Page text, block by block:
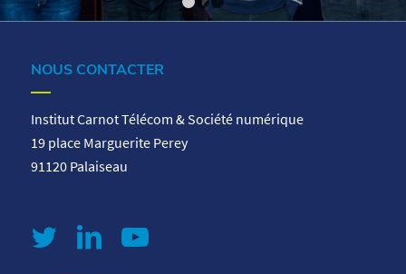
2
NOUS CONTACTER
Institut Carnot Télécom & Société numérique
19 place Marguerite Perey
91120 Palaiseau